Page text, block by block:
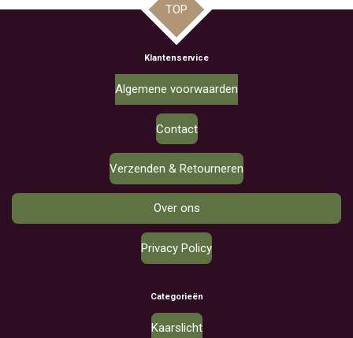
TOP
Klantenservice
Algemene voorwaarden
Contact
Verzenden & Retourneren
Over ons
Privacy Policy
Categorieën
Kaarslicht